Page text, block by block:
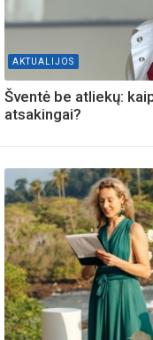
AKTUALIJOS
Šventė be atliekų:
atsakingai?